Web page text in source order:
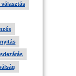
választás